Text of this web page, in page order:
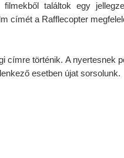
találtok egy
címét a Rafflecopter
címre történik. A nyertesnek
esetben újat sorsolunk.